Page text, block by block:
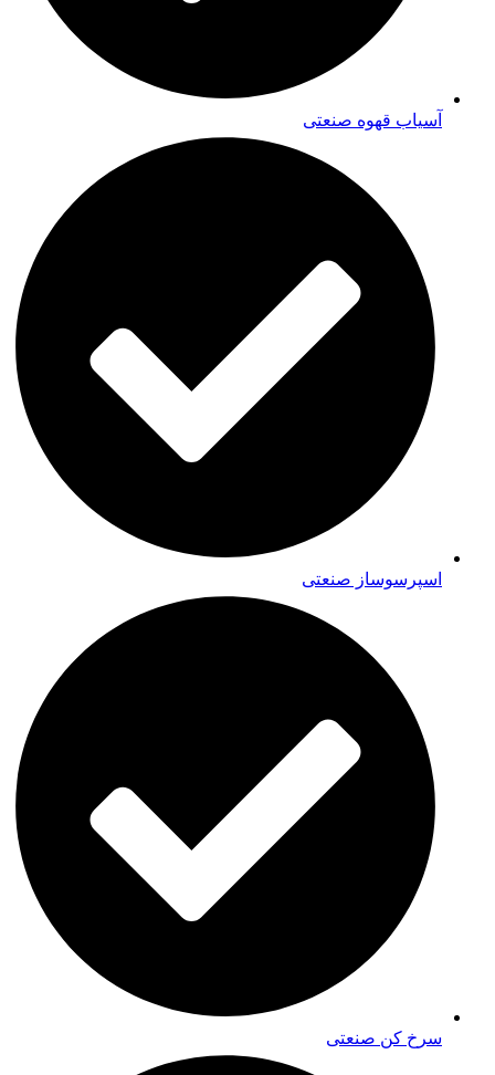
آسیاب قهوه صنعتی
اسپرسوساز صنعتی
سرخ کن صنعتی